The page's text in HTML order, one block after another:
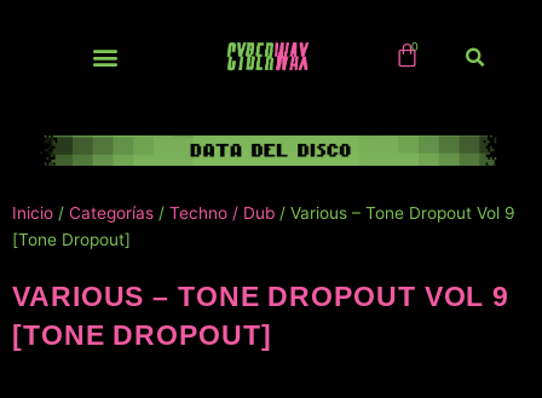
Inicio / Categorías / Techno / Dub / Various – Tone Dropout Vol 9
[Tone Dropout]
VARIOUS – TONE DROPOUT VOL 9
[TONE DROPOUT]